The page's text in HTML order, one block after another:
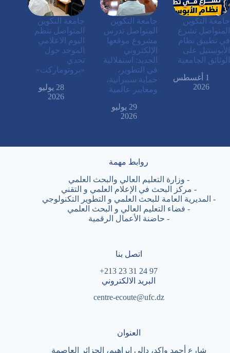
جامعة التكوين
المتواصل تشرع
في تطبيق نظام
الأبوستيل على
الوثائق الجامعية
1 أغسطس
2026
جامعة التكوين
المتواصل تدرس
مشروع موقعها
الإلكتروني
الجديد: استقلالية
في التطوير،
حماية سيبرانية،
ومعايير عالمية
29 يوليو
2026
جامعة التكوين
المتواصل تنظم
اليوم الاعلامي
الموحد حول
تحدي
«بروتوماركت»
28 يوليو
2026
روابط مهمة
- وزارة التعليم العالي والبحث العلمي
- مركز البحث في الإعلام العلمي و التقني
- المديرية العامة للبحث العلمي و التطوير التكنولوجي
- فضاء التعليم العالي و البحث العلمي
- حاضنة الأعمال الرقمية
اتصل بنا
97 24 31 23 213+
البريد الالكتروني
centre-ecoute@ufc.dz
العنوان
شارع أحمد واكد، دالي ابراهيم، الجزائر العاصمة